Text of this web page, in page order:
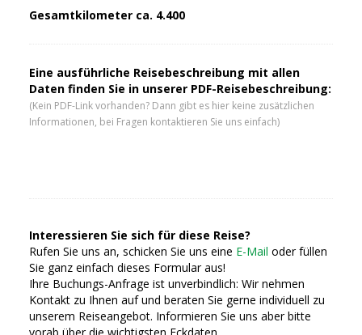
Gesamtkilometer ca. 4.400
Eine ausführliche Reisebeschreibung mit allen
Daten finden Sie in unserer PDF-Reisebeschreibung:
(Kein PDF-Link vorhanden? Dann gibt es hier keine zusätzlichen
Informationen, bei Fragen kontaktieren Sie uns einfach)
Interessieren Sie sich für diese Reise?
Rufen Sie uns an, schicken Sie uns eine E-Mail oder füllen
Sie ganz einfach dieses Formular aus!
Ihre Buchungs-Anfrage ist unverbindlich: Wir nehmen
Kontakt zu Ihnen auf und beraten Sie gerne individuell zu
unserem Reiseangebot. Informieren Sie uns aber bitte